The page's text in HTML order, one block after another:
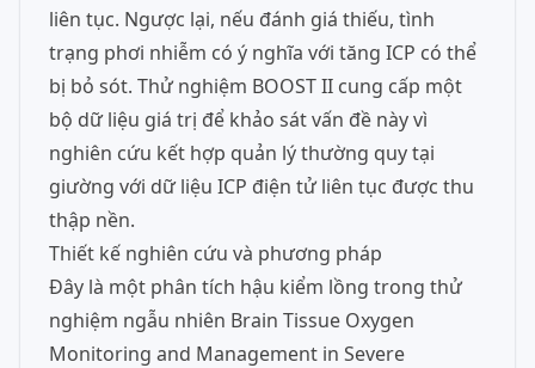
liên tục. Ngược lại, nếu đánh giá thiếu, tình
trạng phơi nhiễm có ý nghĩa với tăng ICP có thể
bị bỏ sót. Thử nghiệm BOOST II cung cấp một
bộ dữ liệu giá trị để khảo sát vấn đề này vì
nghiên cứu kết hợp quản lý thường quy tại
giường với dữ liệu ICP điện tử liên tục được thu
thập nền.
Thiết kế nghiên cứu và phương pháp
Đây là một phân tích hậu kiểm lồng trong thử
nghiệm ngẫu nhiên Brain Tissue Oxygen
Monitoring and Management in Severe